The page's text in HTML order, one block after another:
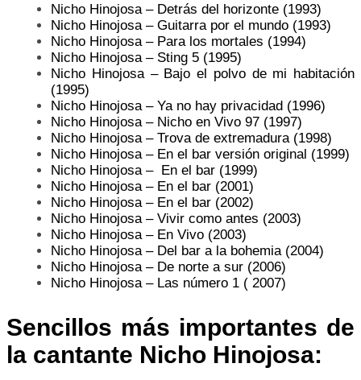
Nicho Hinojosa – Detrás del horizonte (1993)
Nicho Hinojosa – Guitarra por el mundo (1993)
Nicho Hinojosa – Para los mortales (1994)
Nicho Hinojosa – Sting 5 (1995)
Nicho Hinojosa – Bajo el polvo de mi habitación
(1995)
Nicho Hinojosa – Ya no hay privacidad (1996)
Nicho Hinojosa – Nicho en Vivo 97 (1997)
Nicho Hinojosa – Trova de extremadura (1998)
Nicho Hinojosa – En el bar versión original (1999)
Nicho Hinojosa – En el bar (1999)
Nicho Hinojosa – En el bar (2001)
Nicho Hinojosa – En el bar (2002)
Nicho Hinojosa – Vivir como antes (2003)
Nicho Hinojosa – En Vivo (2003)
Nicho Hinojosa – Del bar a la bohemia (2004)
Nicho Hinojosa – De norte a sur (2006)
Nicho Hinojosa – Las número 1 ( 2007)
Sencillos más importantes de
la cantante Nicho Hinojosa: